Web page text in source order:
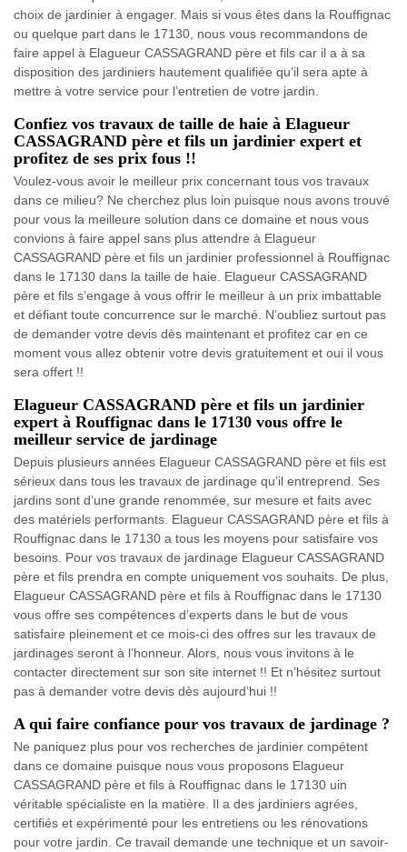
choix de jardinier à engager. Mais si vous êtes dans la Rouffignac
ou quelque part dans le 17130, nous vous recommandons de
faire appel à Elagueur CASSAGRAND père et fils car il a à sa
disposition des jardiniers hautement qualifiée qu’il sera apte à
mettre à votre service pour l’entretien de votre jardin.
Confiez vos travaux de taille de haie à Elagueur
CASSAGRAND père et fils un jardinier expert et
profitez de ses prix fous !!
Voulez-vous avoir le meilleur prix concernant tous vos travaux
dans ce milieu? Ne cherchez plus loin puisque nous avons trouvé
pour vous la meilleure solution dans ce domaine et nous vous
convions à faire appel sans plus attendre à Elagueur
CASSAGRAND père et fils un jardinier professionnel à Rouffignac
dans le 17130 dans la taille de haie. Elagueur CASSAGRAND
père et fils s’engage à vous offrir le meilleur à un prix imbattable
et défiant toute concurrence sur le marché. N’oubliez surtout pas
de demander votre devis dès maintenant et profitez car en ce
moment vous allez obtenir votre devis gratuitement et oui il vous
sera offert !!
Elagueur CASSAGRAND père et fils un jardinier
expert à Rouffignac dans le 17130 vous offre le
meilleur service de jardinage
Depuis plusieurs années Elagueur CASSAGRAND père et fils est
sérieux dans tous les travaux de jardinage qu’il entreprend. Ses
jardins sont d’une grande renommée, sur mesure et faits avec
des matériels performants. Elagueur CASSAGRAND père et fils à
Rouffignac dans le 17130 a tous les moyens pour satisfaire vos
besoins. Pour vos travaux de jardinage Elagueur CASSAGRAND
père et fils prendra en compte uniquement vos souhaits. De plus,
Elagueur CASSAGRAND père et fils à Rouffignac dans le 17130
vous offre ses compétences d’experts dans le but de vous
satisfaire pleinement et ce mois-ci des offres sur les travaux de
jardinages seront à l’honneur. Alors, nous vous invitons à le
contacter directement sur son site internet !! Et n’hésitez surtout
pas à demander votre devis dès aujourd’hui !!
A qui faire confiance pour vos travaux de jardinage ?
Ne paniquez plus pour vos recherches de jardinier compétent
dans ce domaine puisque nous vous proposons Elagueur
CASSAGRAND père et fils à Rouffignac dans le 17130 uin
véritable spécialiste en la matière. Il a des jardiniers agrées,
certifiés et expérimenté pour les entretiens ou les rénovations
pour votre jardin. Ce travail demande une technique et un savoir-